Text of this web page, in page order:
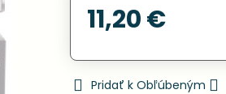
11,20 €
Pridať k Obľúbeným